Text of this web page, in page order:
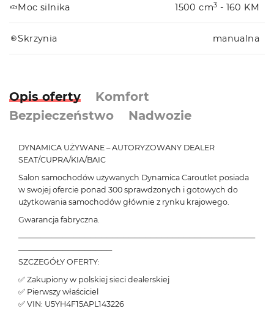
Moc silnika 1500 cm3 - 160 KM
Skrzynia manualna
Opis oferty
Komfort
Bezpieczeństwo
Nadwozie
DYNAMICA UŻYWANE – AUTORYZOWANY DEALER
SEAT/CUPRA/KIA/BAIC
Salon samochodów używanych Dynamica Caroutlet posiada
w swojej ofercie ponad 300 sprawdzonych i gotowych do
użytkowania samochodów głównie z rynku krajowego.
Gwarancja fabryczna.
───────────────────────────────────────────
─────────────────
SZCZEGÓŁY OFERTY:
✅ Zakupiony w polskiej sieci dealerskiej
✅ Pierwszy właściciel
✅ VIN: U5YH4F15APL143226